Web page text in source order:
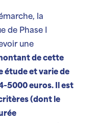
la
de Phase I
une
de cette
étude et varie de
5000 euros. Il est
(dont le